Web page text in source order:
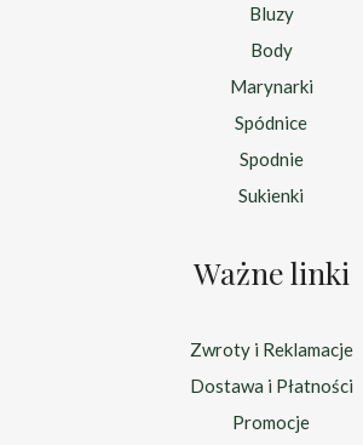
Bluzy
Body
Marynarki
Spódnice
Spodnie
Sukienki
Ważne linki
Zwroty i Reklamacje
Dostawa i Płatności
Promocje